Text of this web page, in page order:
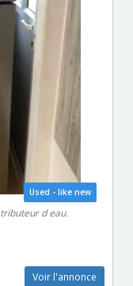
Used - like new
d eau.
Voir l'annonce